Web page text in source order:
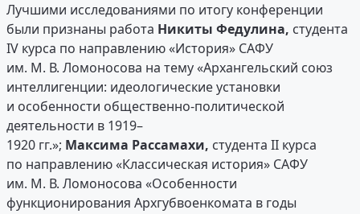
Лучшими исследованиями по итогу конференции
были признаны работа Никиты Федулина, студента
IV курса по направлению «История» САФУ
им. М. В. Ломоносова на тему «Архангельский союз
интеллигенции: идеологические установки
и особенности общественно-политической
деятельности в 1919–
1920 гг.»; Максима Рассамахи, студента II курса
по направлению «Классическая история» САФУ
им. М. В. Ломоносова «Особенности
функционирования Архгубвоенкомата в годы